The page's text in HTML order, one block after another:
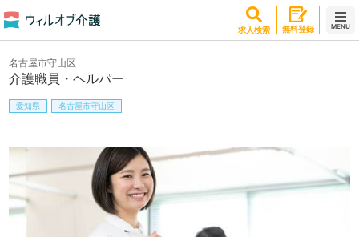
求人検索 無料登録 MENU
介護職員・ヘルパー
名古屋市守山区
愛知県 名古屋市守山区